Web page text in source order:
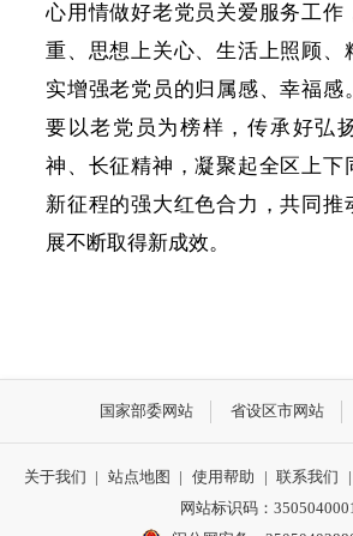
心用情做好老党员关爱服务工作
重、思想上关心、生活上照顾、
实增强老党员的归属感、幸福感
要以老党员为榜样，传承好弘
神、长征精神，凝聚起全区上下
新征程的强大红色合力，共同推
展不断取得新成效。
国家部委网站 省设区市网站
关于我们 | 站点地图 | 使用帮助 | 联系我们 |
网站标识码：